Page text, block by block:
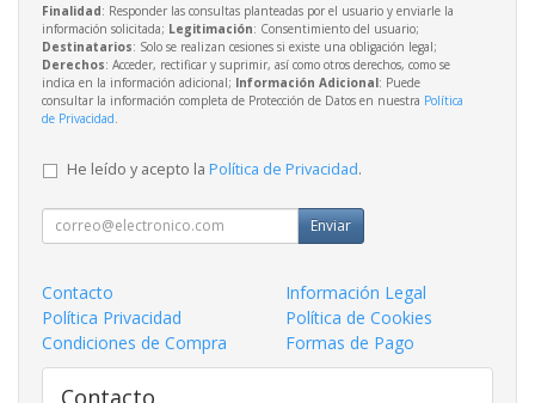
Finalidad: Responder las consultas planteadas por el usuario y enviarle la
información solicitada; Legitimación: Consentimiento del usuario;
Destinatarios: Solo se realizan cesiones si existe una obligación legal;
Derechos: Acceder, rectificar y suprimir, así como otros derechos, como se
indica en la información adicional; Información Adicional: Puede
consultar la información completa de Protección de Datos en nuestra Política
de Privacidad
He leído y acepto la Política de Privacidad.
Enviar
Contacto
Información Legal
Política Privacidad
Política de Cookies
Condiciones de Compra
Formas de Pago
Contacto